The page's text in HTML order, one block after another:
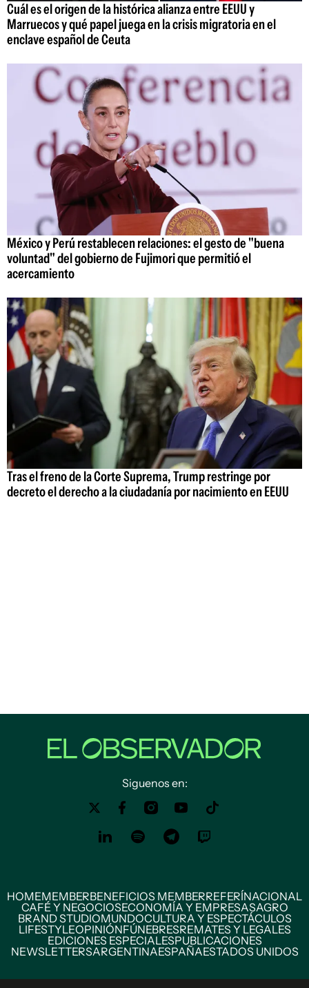
Cuál es el origen de la histórica alianza entre EEUU y
Marruecos y qué papel juega en la crisis migratoria en el
enclave español de Ceuta
México y Perú restablecen relaciones: el gesto de "buena
voluntad" del gobierno de Fujimori que permitió el
acercamiento
Tras el freno de la Corte Suprema, Trump restringe por
decreto el derecho a la ciudadanía por nacimiento en EEUU
Siguenos en:
HOMEMEMBERBENEFICIOS MEMBERREFERÍNACIONAL
CAFÉ Y NEGOCIOSECONOMÍA Y EMPRESASAGRO
BRAND STUDIOMUNDOCULTURA Y ESPECTÁCULOS
LIFESTYLEOPINIÓNFÚNEBRESREMATES Y LEGALES
EDICIONES ESPECIALESPUBLICACIONES
NEWSLETTERSARGENTINAESPAÑAESTADOS UNIDOS